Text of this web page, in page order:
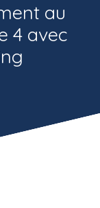
au
4 avec